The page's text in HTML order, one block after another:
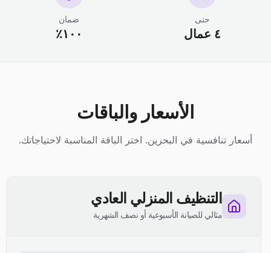
حتى
٤ عمال
ضمان
١٠٠٪
الأسعار والباقات
أسعار تنافسية في البحرين. اختر الباقة المناسبة لاحتياجاتك.
التنظيف المنزلي العادي
مثالي للصيانة الأسبوعية أو نصف الشهرية